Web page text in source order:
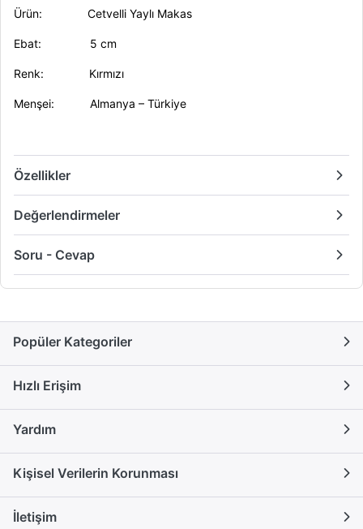
Ürün: Cetvelli Yaylı Makas
Ebat: 5 cm
Renk: Kırmızı
Menşei: Almanya – Türkiye
Özellikler
Değerlendirmeler
Soru - Cevap
Popüler Kategoriler
Hızlı Erişim
Yardım
Kişisel Verilerin Korunması
İletişim